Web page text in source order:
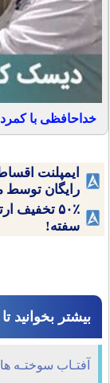
خداحافظی با
ایمپلنت
رایگان
۵۰٪
سفته!
بیشتر بخوانید
آفتـاب سوختـه ها